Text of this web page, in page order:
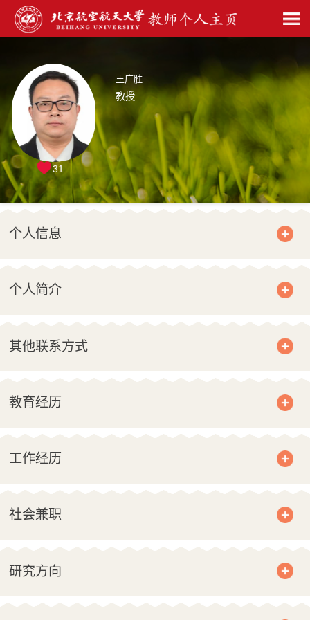
王广胜
教授
31
个人信息
个人简介
其他联系方式
教育经历
工作经历
社会兼职
研究方向